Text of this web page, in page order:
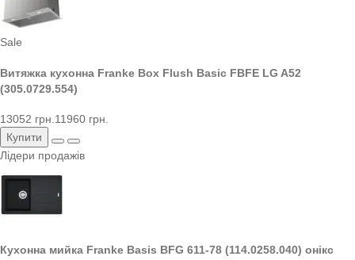
Sale
Витяжка кухонна Franke Box Flush Basic FBFE LG A52
(305.0729.554)
13052 грн.11960 грн.
Купити
Лідери продажів
Кухонна мийка Franke Basis BFG 611-78 (114.0258.040) онікс